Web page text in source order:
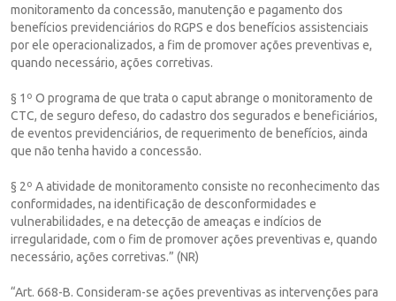
monitoramento da concessão, manutenção e pagamento dos
benefícios previdenciários do RGPS e dos benefícios assistenciais
por ele operacionalizados, a fim de promover ações preventivas e,
quando necessário, ações corretivas.
§ 1º O programa de que trata o caput abrange o monitoramento de
CTC, de seguro defeso, do cadastro dos segurados e beneficiários,
de eventos previdenciários, de requerimento de benefícios, ainda
que não tenha havido a concessão.
§ 2º A atividade de monitoramento consiste no reconhecimento das
conformidades, na identificação de desconformidades e
vulnerabilidades, e na detecção de ameaças e indícios de
irregularidade, com o fim de promover ações preventivas e, quando
necessário, ações corretivas.” (NR)
“Art. 668-B. Consideram-se ações preventivas as intervenções para